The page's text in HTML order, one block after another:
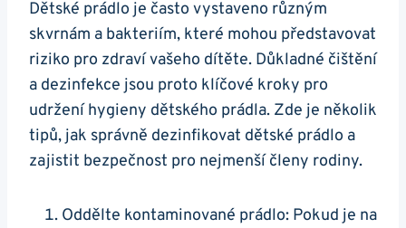
Dětské prádlo je často vystaveno různým
skvrnám a bakteriím, které mohou představovat
riziko pro zdraví vašeho dítěte. Důkladné čištění
a dezinfekce jsou proto klíčové kroky pro
udržení hygieny dětského prádla. Zde je několik
tipů, jak správně dezinfikovat dětské prádlo a
zajistit bezpečnost pro nejmenší členy rodiny.
Oddělte kontaminované prádlo: Pokud je na